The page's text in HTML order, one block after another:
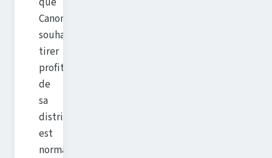
Canonical
souhaite
tirer
profit
de
sa
distribution
est
normal,